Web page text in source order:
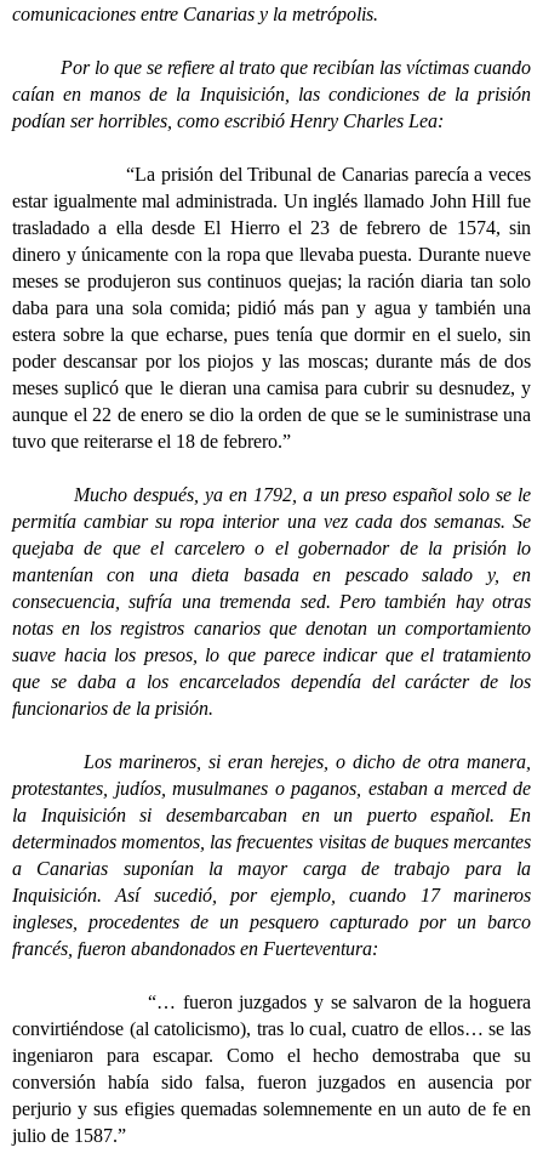
comunicaciones entre Canarias y la metrópolis.
Por lo que se refiere al trato que recibían las víctimas cuando
caían en manos de la Inquisición, las condiciones de la prisión
podían ser horribles, como escribió Henry Charles Lea:
“La prisión del Tribunal de Canarias parecía a veces
estar igualmente mal administrada. Un inglés llamado John Hill fue
trasladado a ella desde El Hierro el 23 de febrero de 1574, sin
dinero y únicamente con la ropa que llevaba puesta. Durante nueve
meses se produjeron sus continuos quejas; la ración diaria tan solo
daba para una sola comida; pidió más pan y agua y también una
estera sobre la que echarse, pues tenía que dormir en el suelo, sin
poder descansar por los piojos y las moscas; durante más de dos
meses suplicó que le dieran una camisa para cubrir su desnudez, y
aunque el 22 de enero se dio la orden de que se le suministrase una
tuvo que reiterarse el 18 de febrero.”
Mucho después, ya en 1792, a un preso español solo se le
permitía cambiar su ropa interior una vez cada dos semanas. Se
quejaba de que el carcelero o el gobernador de la prisión lo
mantenían con una dieta basada en pescado salado y, en
consecuencia, sufría una tremenda sed. Pero también hay otras
notas en los registros canarios que denotan un comportamiento
suave hacia los presos, lo que parece indicar que el tratamiento
que se daba a los encarcelados dependía del carácter de los
funcionarios de la prisión.
Los marineros, si eran herejes, o dicho de otra manera,
protestantes, judíos, musulmanes o paganos, estaban a merced de
la Inquisición si desembarcaban en un puerto español. En
determinados momentos, las frecuentes visitas de buques mercantes
a Canarias suponían la mayor carga de trabajo para la
Inquisición. Así sucedió, por ejemplo, cuando 17 marineros
ingleses, procedentes de un pesquero capturado por un barco
francés, fueron abandonados en Fuerteventura:
“… fueron juzgados y se salvaron de la hoguera
convirtiéndose (al catolicismo), tras lo cual, cuatro de ellos… se las
ingeniaron para escapar. Como el hecho demostraba que su
conversión había sido falsa, fueron juzgados en ausencia por
perjurio y sus efigies quemadas solemnemente en un auto de fe en
julio de 1587.”